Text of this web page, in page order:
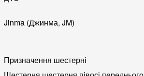
Jinma (Джинма, JM)
Призначення шестерні